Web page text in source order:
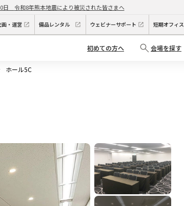
日 令和8年熊本地震により被災された皆さまへ
画・運営 備品レンタル ウェビナーサポート 短期オフィス
初めての方へ 会場を探す
ホール5C